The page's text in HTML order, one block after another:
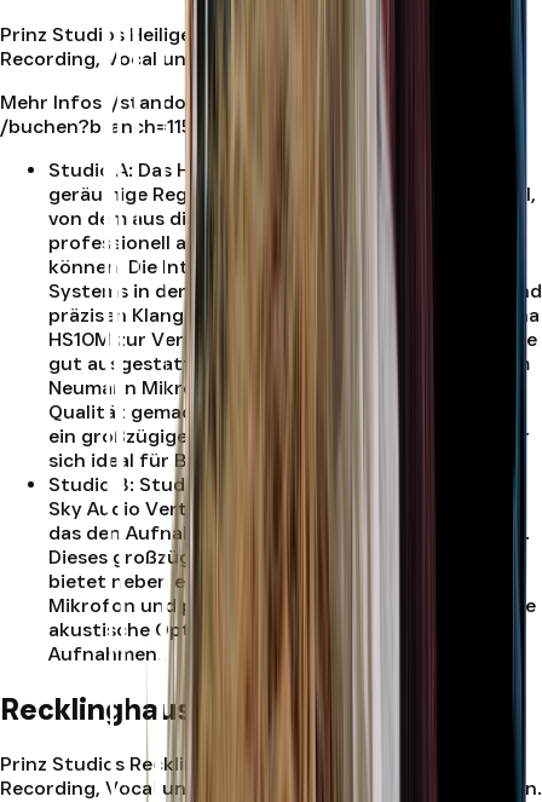
Prinz Studios Heiligenhaus ist dein Standort für
Recording, Vocal und Musikproduktion in Heiligenhaus.
Mehr Infos: /standort/heiligenhaus
/buchen?branch=1153
Studio A: Das Herzstück von Studio A ist der
geräumige Regieraum mit einer analogen Rack-Insel,
von dem aus die Aufnahmen aufgenommen und
professionell analog gemixt und gemastert werden
können. Die Integration des Dynaudio 3-Wege
Systems in der Wand sorgt für einen kraftvollen und
präzisen Klang. Als Abhöre stehen zusätzlich Yamaha
HS10M zur Verfügung. Zu Studio A gehört auch eine
gut ausgestattete Gesangskabine, in der mit einem
Neumann Mikrofon Aufnahmen von höchster
Qualität gemacht werden können. Außerdem steht
ein großzügiger Aufnahmeraum zur Verfügung, der
sich ideal für Band-Aufnahmen eignet.
Studio B: Studio B ist mit einem leistungsstarken
Sky Audio Vertage Monitor System ausgestattet,
das den Aufnahmen den letzten Feinschliff verleiht.
Dieses großzügige 18 Quadratmeter große Studio
bietet neben einem hochwertigen Neumann-
Mikrofon und professionellen Kopfhörern auch eine
akustische Optimierung für erstklassige
Aufnahmen. .
Recklinghausen
Prinz Studios Recklinghausen ist dein Standort für
Recording, Vocal und Musikproduktion in Recklinghausen.